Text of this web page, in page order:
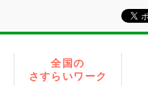
全国の
さすらいワーク